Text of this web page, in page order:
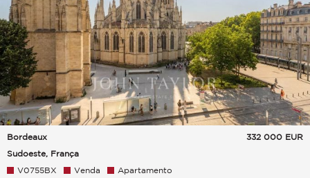
Bordeaux
Sudoeste, França
332 000 EUR
V0755BX Venda Apartamento